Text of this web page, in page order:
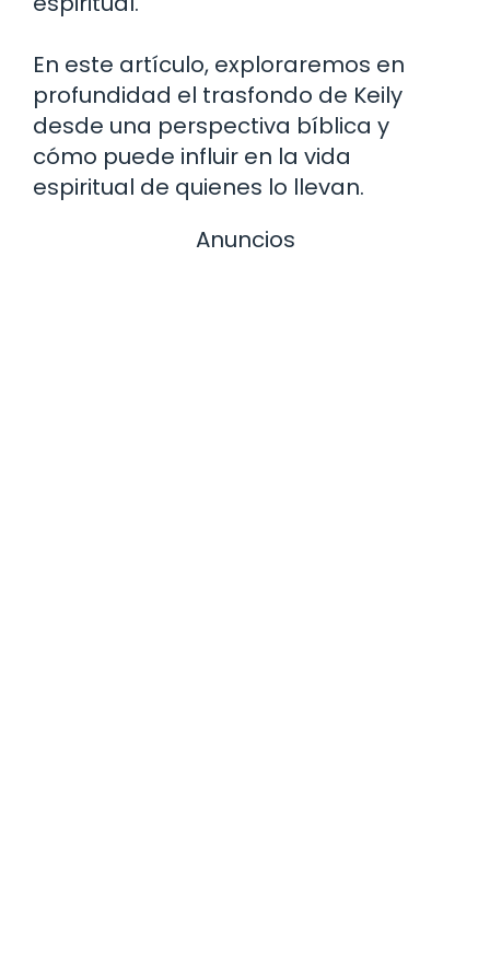
En este artículo, exploraremos en
profundidad el trasfondo de Keily
desde una perspectiva bíblica y
cómo puede influir en la vida
espiritual de quienes lo llevan.
Anuncios